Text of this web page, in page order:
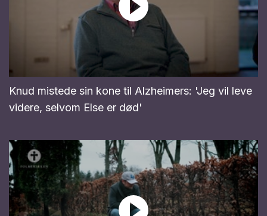
Knud mistede sin kone til Alzheimers: 'Jeg vil leve
videre, selvom Else er død'